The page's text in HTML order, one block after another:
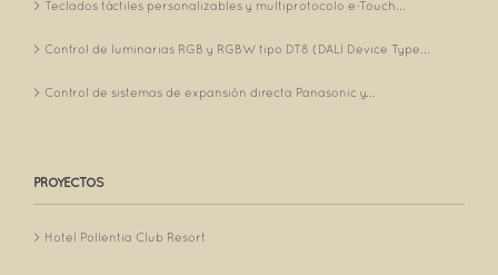
Teclados táctiles personalizables y multiprotocolo e-Touch...
Control de luminarias RGB y RGBW tipo DT8 (DALI Device Type...
Control de sistemas de expansión directa Panasonic y...
PROYECTOS
Hotel Pollentia Club Resort